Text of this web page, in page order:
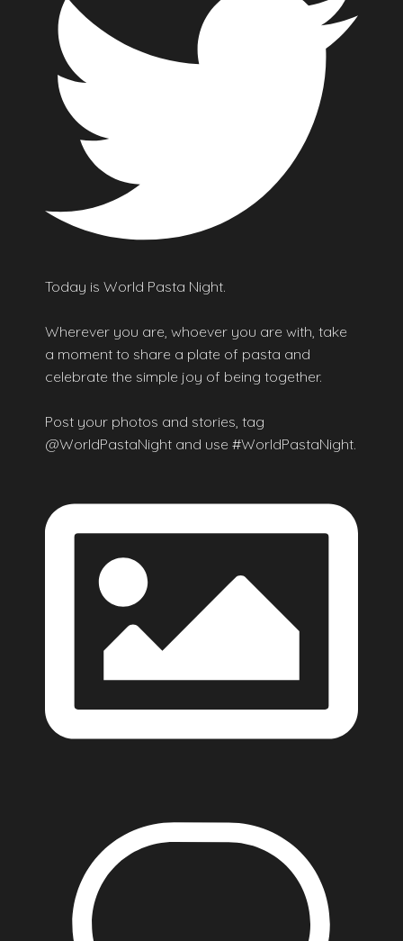
Today is World Pasta Night.
Wherever you are, whoever you are with, take
a moment to share a plate of pasta and
celebrate the simple joy of being together.
Post your photos and stories, tag
@WorldPastaNight and use #WorldPastaNight.